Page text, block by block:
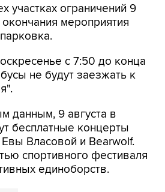
участках ограничений 9
окончания мероприятия
с 7:50 до конца
не будут заезжать к
данным, 9 августа в
бесплатные концерты
Евы Власовой и Bearwolf.
спортивного фестиваля
единоборств.